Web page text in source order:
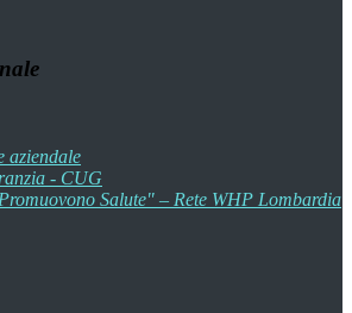
aziendale
- CUG
Salute" – Rete WHP Lombardia